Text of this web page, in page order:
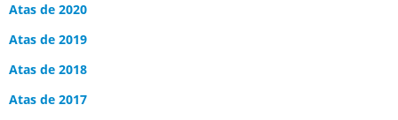
Atas de 2020
Atas de 2019
Atas de 2018
Atas de 2017